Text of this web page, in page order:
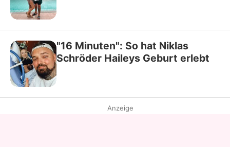
"16 Minuten": So hat Niklas
Schröder Haileys Geburt erlebt
Anzeige